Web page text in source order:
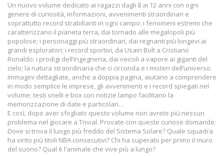
Un nuovo volume dedicato ai ragazzi dagli 8 ai 12 anni con ogni
genere di curiosità, informazioni, avvenimenti straordinari e
soprattutto record strabilianti in ogni campo: i fenomeni estremi che
caratterizzano il pianeta terra, dai tornado alle megalopoli più
popolose; i personaggi più straordinari, dai regnanti più longevi ai
grandi esploratori; i record sportivi, da Usain Bolt a Cristiano
Ronaldo; i prodigi dell’ingegneria, dai veicoli a vapore ai giganti del
cielo; la natura straordinaria che ci circonda e i misteri dell’universo.
Immagini dettagliate, anche a doppia pagina, aiutano a comprendere
in modo semplice le imprese, gli avvenimenti e i record spiegati nel
volume; testi snelli e box con notizie lampo facilitano la
memorizzazione di date e particolari…
E così, dopo aver sfogliato questo volume non avrete più nessun
problema nel giocare a Trivial. Provate con queste curiose domande:
Dove si trova il luogo più freddo del Sistema Solare? Quale squadra
ha vinto più titoli NBA consecutivi? Chi ha superato per primo il muro
del suono? Qual è l’animale che vive più a lungo?